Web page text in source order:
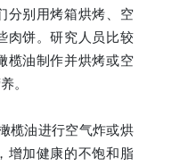
分别用烤箱烘烤、空
肉饼。研究人员比较
榄油制作并烘烤或空
。
榄油进行空气炸或烘
增加健康的不饱和脂